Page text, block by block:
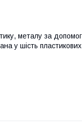
металу за
у шість